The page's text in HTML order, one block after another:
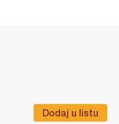
Dodaj u listu